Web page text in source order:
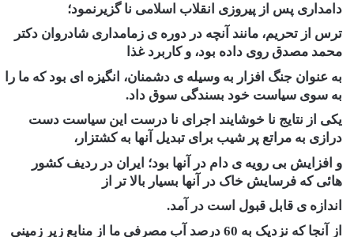
دامداری پس از پیروزی انقلاب اسلامی نا گزیرنمود؛
ترس از تحریم، مانند آنچه در دوره ی زمامداری شادروان دکتر
محمد مصدق روی داده بود، و کاربرد غذا
به عنوان جنگ افزار به وسیله ی دشمنان، انگیزه ای بود که ما را
به سوی سیاست خود بسندگی سوق داد.
یکی از نتایج نا خوشایند اجرای نا درست این سیاست دست
درازی به مراتع پر شیب برای تبدیل آنها به کشتزار،
و افزایش بی رویه ی دام در آنها بود؛ ایران در ردیف کشور
هائی که فرسایش خاک در آنها بسیار بالا تر از
اندازه ی قابل قبول است در آمد.
از آنجا که نزدیک به 60 درصد آب مصرفی ما از منابع زیر زمینی